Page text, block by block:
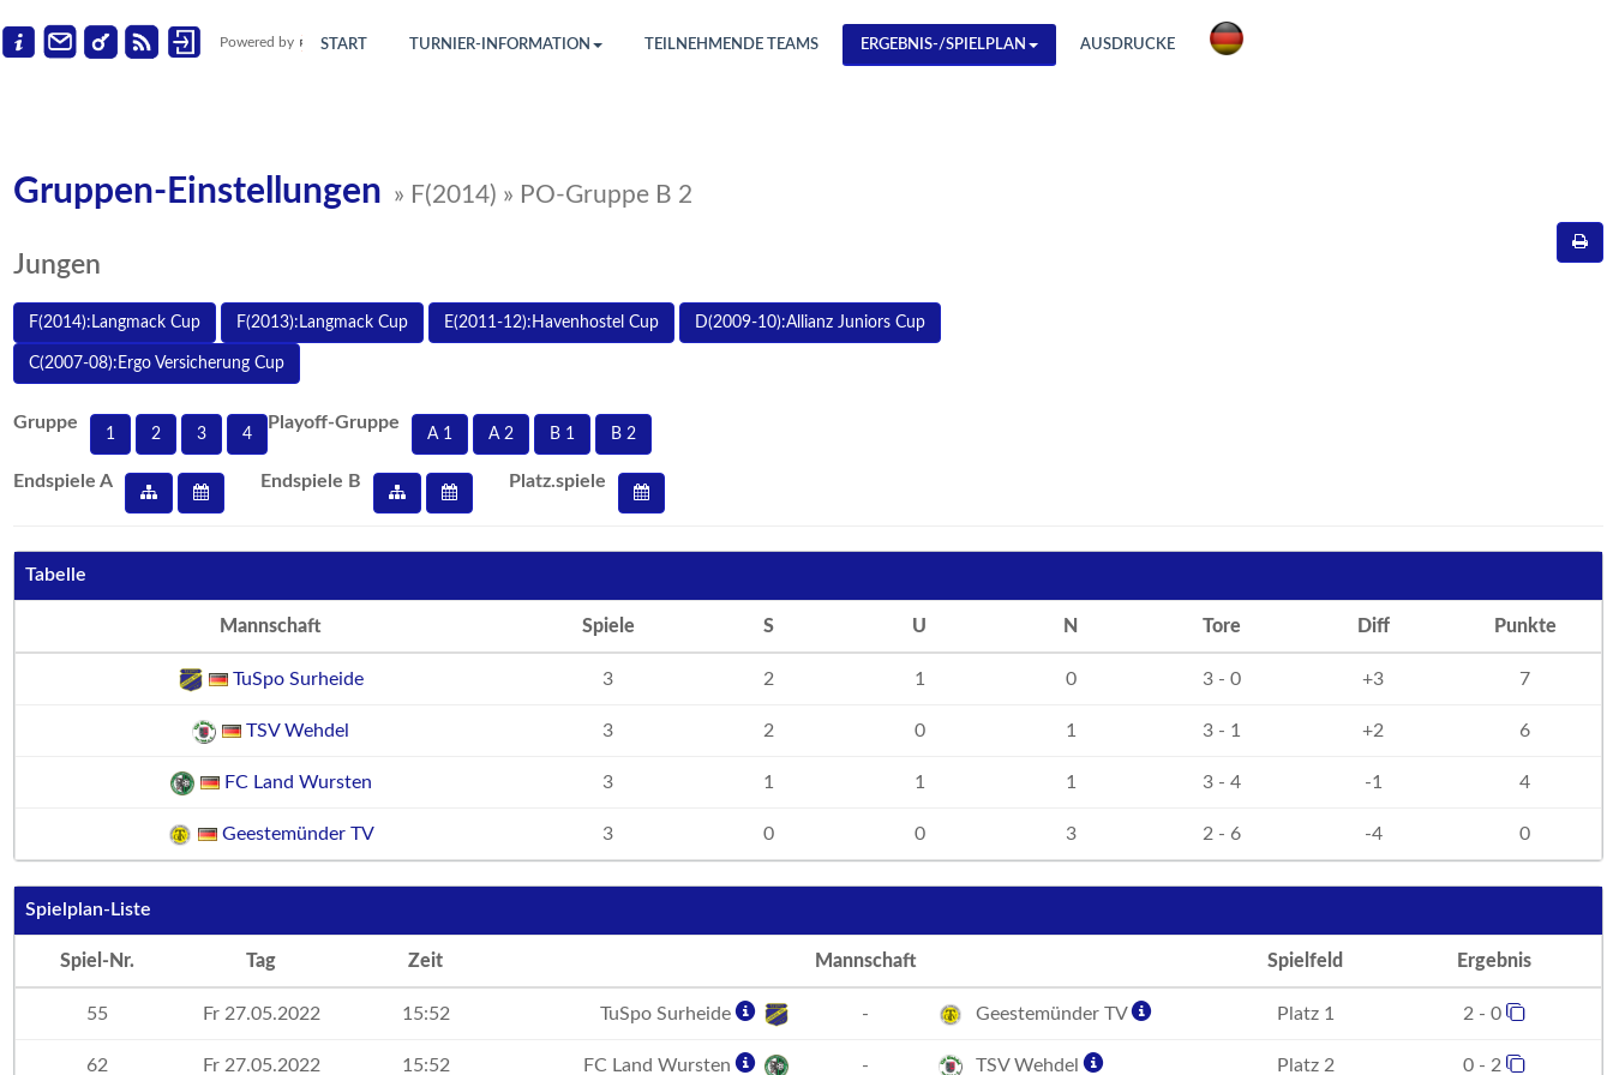
Powered by START TURNIER-INFORMATION TEILNEHMENDE TEAMS ERGEBNIS-/SPIELPLAN AUSDRUCKE
Gruppen-Einstellungen » F(2014) » PO-Gruppe B 2
Jungen
F(2014):Langmack Cup F(2013):Langmack Cup E(2011-12):Havenhostel Cup D(2009-10):Allianz Juniors Cup
C(2007-08):Ergo Versicherung Cup
Gruppe
1 2 3 4
Playoff-Gruppe
A 1 A 2 B 1 B 2
Endspiele A Endspiele B Platz.spiele
Tabelle
Mannschaft Spiele S U N Tore Diff Punkte
TuSpo Surheide 3 2 1 0 3 - 0 +3 7
TSV Wehdel 3 2 0 1 3 - 1 +2 6
FC Land Wursten 3 1 1 1 3 - 4 -1 4
Geestemünder TV 3 0 0 3 2 - 6 -4 0
Spielplan-Liste
Spiel-Nr. Tag Zeit Mannschaft Spielfeld Ergebnis
55 Fr 27.05.2022 15:52 TuSpo Surheide - Geestemünder TV Platz 1 2 - 0
62 Fr 27.05.2022 15:52 FC Land Wursten - TSV Wehdel Platz 2 0 - 2